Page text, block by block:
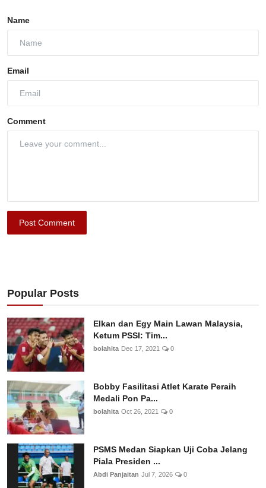
Name
Email
Comment
Post Comment
Popular Posts
Elkan dan Egy Main Lawan Malaysia,
Ketum PSSI: Tim...
bolahita Dec 17, 2021 0
Bobby Fasilitasi Atlet Karate Peraih
Medali Pon Pa...
bolahita Oct 26, 2021 0
PSMS Medan Siapkan Uji Coba Jelang
Piala Presiden ...
Abdi Panjaitan Jul 7, 2026 0